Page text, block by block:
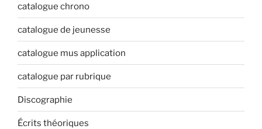
catalogue chrono
catalogue de jeunesse
catalogue mus application
catalogue par rubrique
Discographie
Écrits théoriques